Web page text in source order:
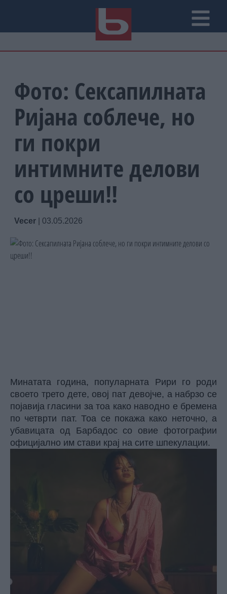
Фото: Сексапилната
Ријана соблече, но
ги покри
интимните делови
со цреши!!
Vecer 03.05.2026
Минатата година, популарната Рири го роди
своето трето дете, овој пат девојче, а набрзо се
појавија гласини за тоа како наводно е бремена
по четврти пат. Тоа се покажа како неточно, а
убавицата од Барбадос со овие фотографии
официјално им стави крај на сите шпекулации.